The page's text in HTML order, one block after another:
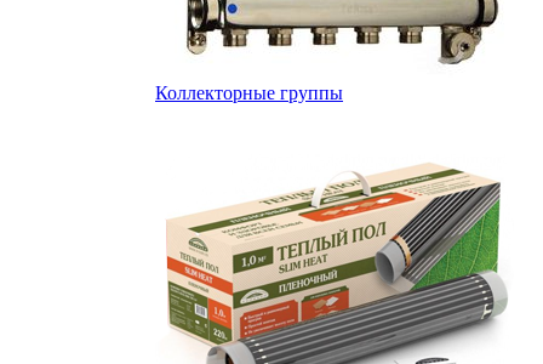
Коллекторные группы